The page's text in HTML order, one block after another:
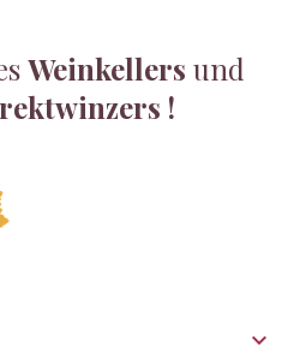
Weinkellers und
!
